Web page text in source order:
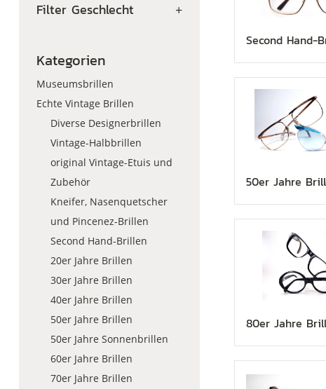
Second Hand-
50er Jahre
80er Jahre
Filter Geschlecht +
Kategorien
Museumsbrillen
Echte Vintage Brillen
Diverse Designerbrillen
Vintage-Halbbrillen
original Vintage-Etuis und
Zubehör
Kneifer, Nasenquetscher
und Pincenez-Brillen
Second Hand-Brillen
20er Jahre Brillen
30er Jahre Brillen
40er Jahre Brillen
50er Jahre Brillen
50er Jahre Sonnenbrillen
60er Jahre Brillen
70er Jahre Brillen